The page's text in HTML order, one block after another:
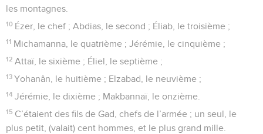
les montagnes.
10 Ézer, le chef ; Abdias, le second ; Éliab, le troisième ;
11 Michamanna, le quatrième ; Jérémie, le cinquième ;
12 Attaï, le sixième ; Éliel, le septième ;
13 Yohanân, le huitième ; Elzabad, le neuvième ;
14 Jérémie, le dixième ; Makbannaï, le onzième.
15 C’étaient des fils de Gad, chefs de l’armée ; un seul, le
plus petit, (valait) cent hommes, et le plus grand mille.